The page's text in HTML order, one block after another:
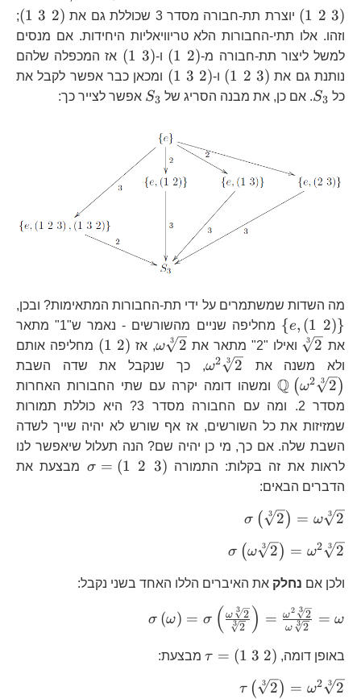
3\right) 2\right)
(1 2 3) יוצרת תת-חבורה מסדר 3 שכוללת גם את
3\
(1 3 2)
;
וזהו. אלו תתי-החבורות הלא טריוויאליות היחידות. אם מנסים
למשל ליצור תת-חבורה מ-
\left(1\
2\right)
(1 2) ו-
\left(1\
3\right)
(1 3)
אז המכפלה שלהם
נותנת גם את
\left(1\
2\
(1 2 3) ו-
\left(1\
3\
(1 3 2)
ומכאן כבר אפשר לקבל את
כל
S_{3} S3 . אם כן, את מבנה הסריג של
S_{3}
S3 אפשר לצייר כך:
מה השדות שמשתמרים על ידי תת-החבורות המתאימות? ובכן,
\left\{ e,\left(1\
2\right)\right\}
{e, (1 2)}
מחליפה שניים מהשורשים - נאמר ש"1" מתאר
את
\sqrt[3]
{2}
3 2 ואילו "2" מתאר את
\omega\sqrt[3]
{2}
ω 3 2 , אז
\left(1\
2\right)
(1 2)
מחליפה אותם
ולא משנה את\omega^{2}\sqrt[3]
{2}
ω2 3 2 , כך שנקבל את שדה השבת
Q (ω2 3 2)
ומשהו דומה יקרה עם שתי החבורות האחרות
מסדר 2. ומה עם החבורה מסדר 3? היא כוללת תמורות
שמזיזות את כל השורשים, אז אף שורש לא יהיה שייך לשדה
השבת שלה. אם כך, מי כן יהיה שם? הנה תעלול שיאפשר לנו
לראות את זה בקלות: התמורה
2\ 3\right)
σ = (1 2 3)
מבצעת את
הדברים הבאים:
\sigma\left(\sqrt[3]σ ( 3 2) = ω 3 2
\sigma\left(\omega\sqrt[3]
{2}
σ (ω 3 2) = ω2 3 2
ולכן אם נחלק את האיברים הללו האחד בשני נקבל:
σ (ω) = σ ( 3 2
ω 3 2 ) =
ω 3 2
ω2 3 2 = ω
באופן דומה,
\tau=\left(1\
τ = (1 3 2) מבצעת:
τ ( 3 2) = ω2 3 2